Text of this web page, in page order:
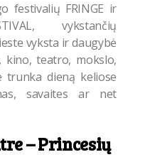
festivalių FRINGE ir
vykstančių
vyksta ir daugybė
kino, teatro, mokslo,
trunka dieną keliose
savaites ar net
– Princesių